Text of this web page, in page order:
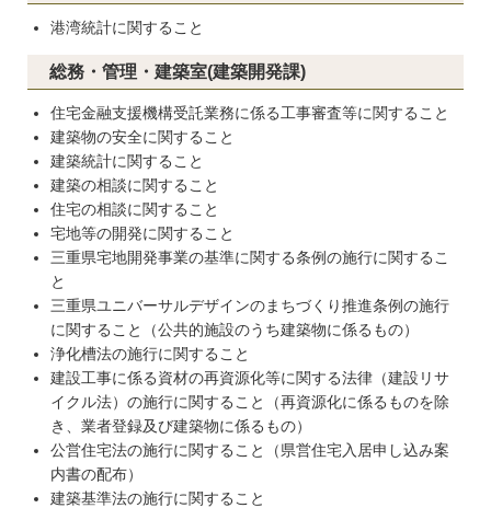
港湾統計に関すること
総務・管理・建築室(建築開発課)
住宅金融支援機構受託業務に係る工事審査等に関すること
建築物の安全に関すること
建築統計に関すること
建築の相談に関すること
住宅の相談に関すること
宅地等の開発に関すること
三重県宅地開発事業の基準に関する条例の施行に関するこ
と
三重県ユニバーサルデザインのまちづくり推進条例の施行
に関すること（公共的施設のうち建築物に係るもの）
浄化槽法の施行に関すること
建設工事に係る資材の再資源化等に関する法律（建設リサ
イクル法）の施行に関すること（再資源化に係るものを除
き、業者登録及び建築物に係るもの）
公営住宅法の施行に関すること（県営住宅入居申し込み案
内書の配布）
建築基準法の施行に関すること